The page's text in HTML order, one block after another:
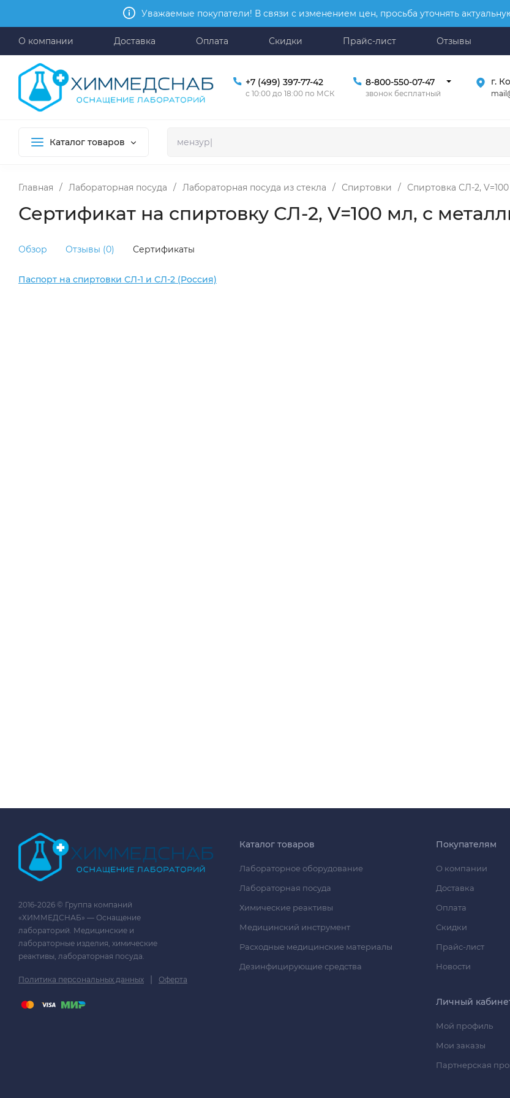
Уважаемые покупатели! В связи с изменением цен, просьба уточнять
О компании Доставка Оплата Скидки Прайс-лист Отзывы
+7 (499) 397-77-42
с 10:00 до 18:00 по МСК
8-800-550-07-47
звонок бесплатный
г.
Каталог товаров
Главная / Лабораторная посуда / Лабораторная посуда из стекла / Спиртовки / Спиртовка СЛ-2,
Сертификат на спиртовку СЛ-2, V=100 мл, с
Обзор Отзывы (0) Сертификаты
Паспорт на спиртовки СЛ-1 и СЛ-2 (Россия)
2016-2026 © Группа компаний
«ХИММЕДСНАБ» — Оснащение
лабораторий. Медицинские и
лабораторные изделия, химические
реактивы, лабораторная посуда.
Политика персональных данных | Оферта
Каталог товаров
Лабораторное оборудование
Лабораторная посуда
Химические реактивы
Медицинский инструмент
Расходные медицинские материалы
Дезинфицирующие средства
Покупателям
О компании
Доставка
Оплата
Скидки
Прайс-лист
Новости
Личный
Мой профиль
Мои заказы
Партнерская